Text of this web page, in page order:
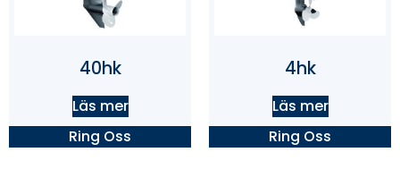
40hk
Läs mer
Ring Oss
4hk
Läs mer
Ring Oss